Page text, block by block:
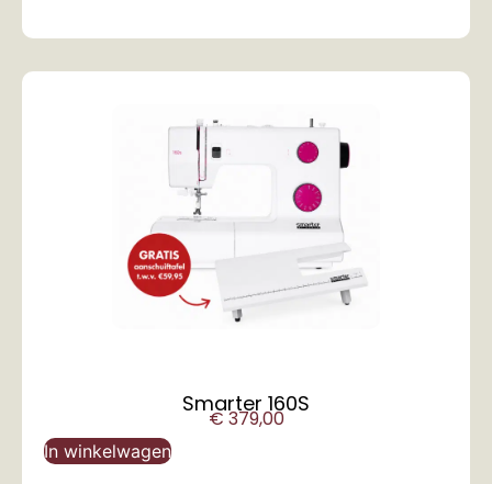
Smarter 160S
€379,00
In winkelwagen